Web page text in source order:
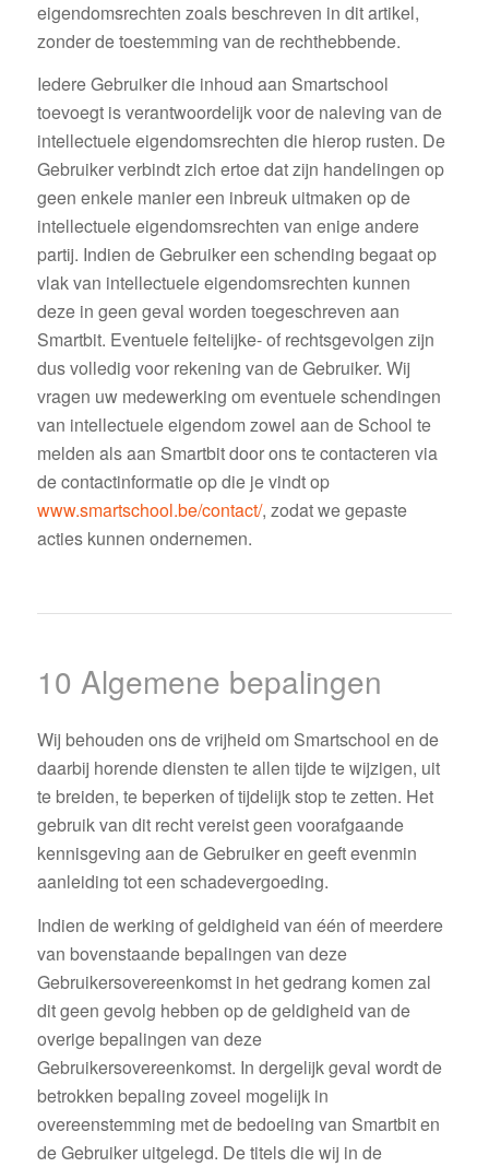
eigendomsrechten zoals beschreven in dit artikel,
zonder de toestemming van de rechthebbende.
Iedere Gebruiker die inhoud aan Smartschool
toevoegt is verantwoordelijk voor de naleving van de
intellectuele eigendomsrechten die hierop rusten. De
Gebruiker verbindt zich ertoe dat zijn handelingen op
geen enkele manier een inbreuk uitmaken op de
intellectuele eigendomsrechten van enige andere
partij. Indien de Gebruiker een schending begaat op
vlak van intellectuele eigendomsrechten kunnen
deze in geen geval worden toegeschreven aan
Smartbit. Eventuele feitelijke- of rechtsgevolgen zijn
dus volledig voor rekening van de Gebruiker. Wij
vragen uw medewerking om eventuele schendingen
van intellectuele eigendom zowel aan de School te
melden als aan Smartbit door ons te contacteren via
de contactinformatie op die je vindt op
www.smartschool.be/contact/, zodat we gepaste
acties kunnen ondernemen.
10 Algemene bepalingen
Wij behouden ons de vrijheid om Smartschool en de
daarbij horende diensten te allen tijde te wijzigen, uit
te breiden, te beperken of tijdelijk stop te zetten. Het
gebruik van dit recht vereist geen voorafgaande
kennisgeving aan de Gebruiker en geeft evenmin
aanleiding tot een schadevergoeding.
Indien de werking of geldigheid van één of meerdere
van bovenstaande bepalingen van deze
Gebruikersovereenkomst in het gedrang komen zal
dit geen gevolg hebben op de geldigheid van de
overige bepalingen van deze
Gebruikersovereenkomst. In dergelijk geval wordt de
betrokken bepaling zoveel mogelijk in
overeenstemming met de bedoeling van Smartbit en
de Gebruiker uitgelegd. De titels die wij in de